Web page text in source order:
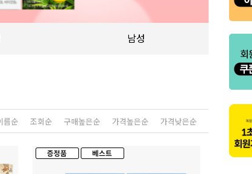
남성
름순 조회순 구매높은순 가격높은순 가격낮은순